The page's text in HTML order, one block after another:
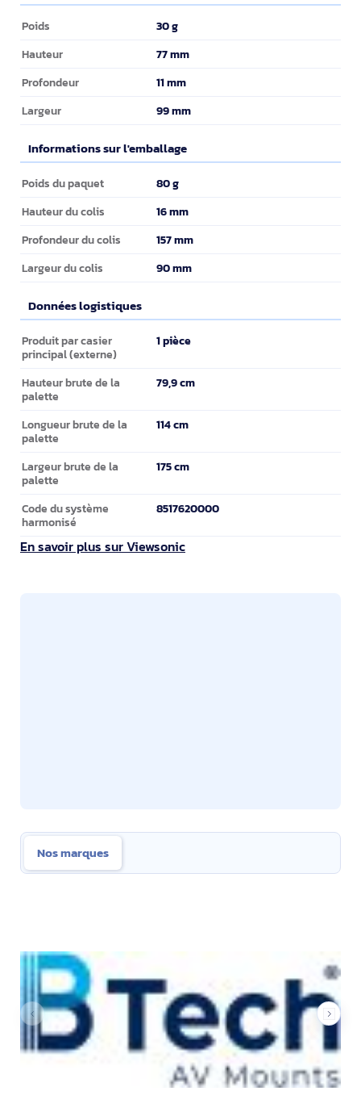
Poids et dimensions
Poids 30 g
Hauteur 77 mm
Profondeur 11 mm
Largeur 99 mm
Informations sur l'emballage
Informations sur l'emballage
Poids du paquet 80 g
Hauteur du colis 16 mm
Profondeur du colis 157 mm
Largeur du colis 90 mm
Données logistiques
Données logistiques
Produit par casier
principal (externe)
1 pièce
Hauteur brute de la
palette
79,9 cm
Longueur brute de la
palette
114 cm
Largeur brute de la
palette
175 cm
Code du système
harmonisé
8517620000
En savoir plus sur Viewsonic
Nos marques